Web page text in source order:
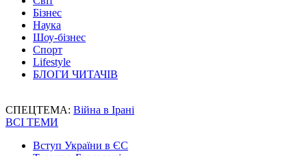
Бізнес
Наука
Шоу-бізнес
Спорт
Lifestyle
БЛОГИ ЧИТАЧІВ
СПЕЦТЕМА: Війна в Ірані
ВСІ ТЕМИ
Вступ України в ЄС